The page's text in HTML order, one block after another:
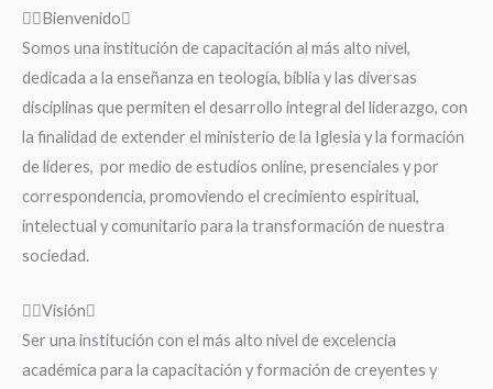
Bienvenido
Somos una institución de capacitación al más alto nivel,
dedicada a la enseñanza en teología, biblia y las diversas
disciplinas que permiten el desarrollo integral del liderazgo, con
la finalidad de extender el ministerio de la Iglesia y la formación
de líderes, por medio de estudios online, presenciales y por
correspondencia, promoviendo el crecimiento espiritual,
intelectual y comunitario para la transformación de nuestra
sociedad.
Visión
Ser una institución con el más alto nivel de excelencia
académica para la capacitación y formación de creyentes y